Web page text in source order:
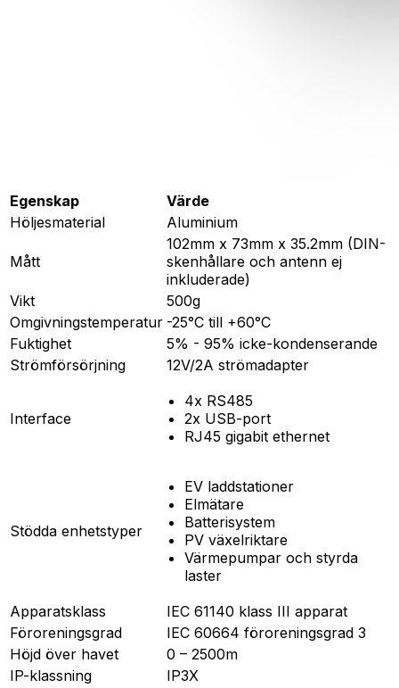
Egenskap
Värde
Höljesmaterial
Aluminium
Mått
102mm x 73mm x 35.2mm (DIN-
skenhållare och antenn ej
inkluderade)
Vikt
500g
Omgivningstemperatur -25°C till +60°C
Fuktighet
5% - 95% icke-kondenserande
Strömförsörjning
12V/2A strömadapter
Interface
4x RS485
2x USB-port
RJ45 gigabit ethernet
Stödda enhetstyper
EV laddstationer
Elmätare
Batterisystem
PV växelriktare
Värmepumpar och styrda
laster
Apparatsklass
IEC 61140 klass III apparat
Föroreningsgrad
IEC 60664 föroreningsgrad 3
Höjd över havet
0 – 2500m
IP-klassning
IP3X